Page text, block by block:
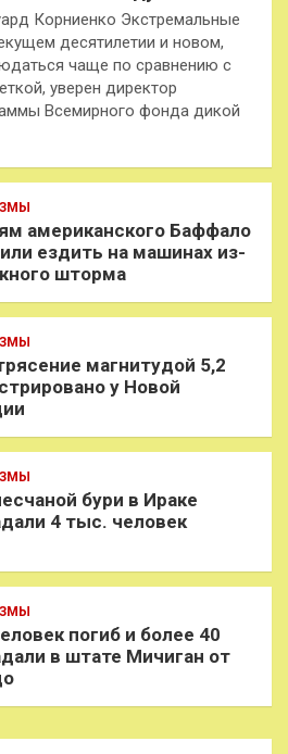
Корниенко Экстремальные
десятилетии и новом,
чаще по сравнению с
уверен директор
Всемирного фонда дикой
американского Баффало
ездить на машинах из-
шторма
магнитудой 5,2
у Новой
бури в Ираке
4 тыс. человек
погиб и более 40
в штате Мичиган от